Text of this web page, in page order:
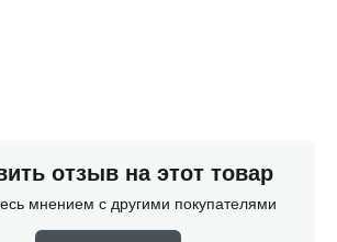
отзыв на этот товар
мнением с другими покупателями